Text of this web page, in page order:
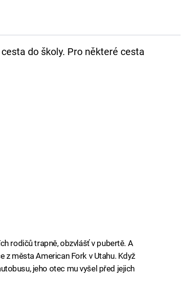
do školy. Pro některé cesta
rodičů trapně, obzvlášť v pubertě. A
z města American Fork v Utahu. Když
jeho otec mu vyšel před jejich